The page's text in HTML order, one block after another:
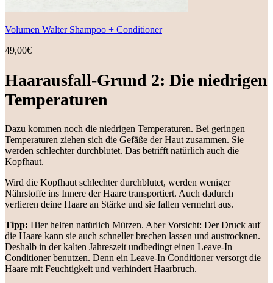
Volumen Walter Shampoo + Conditioner
49,00€
Haarausfall-Grund 2: Die niedrigen
Temperaturen
Dazu kommen noch die niedrigen Temperaturen. Bei geringen
Temperaturen ziehen sich die Gefäße der Haut zusammen. Sie
werden schlechter durchblutet. Das betrifft natürlich auch die
Kopfhaut.
Wird die Kopfhaut schlechter durchblutet, werden weniger
Nährstoffe ins Innere der Haare transportiert. Auch dadurch
verlieren deine Haare an Stärke und sie fallen vermehrt aus.
Tipp: Hier helfen natürlich Mützen. Aber Vorsicht: Der Druck auf
die Haare kann sie auch schneller brechen lassen und austrocknen.
Deshalb in der kalten Jahreszeit undbedingt einen Leave-In
Conditioner benutzen. Denn ein Leave-In Conditioner versorgt die
Haare mit Feuchtigkeit und verhindert Haarbruch.